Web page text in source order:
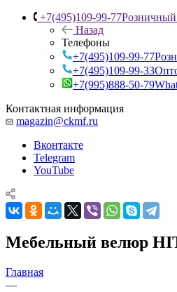
+7(495)109-99-77Розничный
Назад
Телефоны
+7(495)109-99-77
+7(495)109-99-33
+7(995)888-50-79
Контактная информация
magazin@ckmf.ru
Вконтакте
Telegram
YouTube
Мебельный велюр
Главная
—